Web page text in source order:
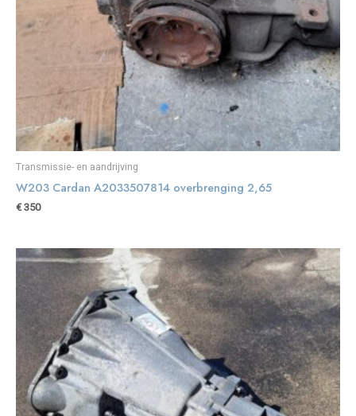
Transmissie- en aandrijving
W203 Cardan A2033507814 overbrenging 2,65
€350